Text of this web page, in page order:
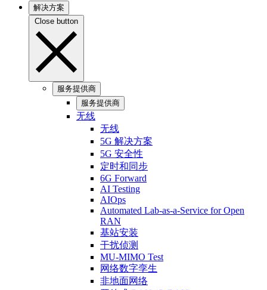
解决方案
Close button
服务提供商
服务提供商
无线
无线
5G 解决方案
5G 安全性
定时和同步
6G Forward
AI Testing
AIOps
Automated Lab-as-a-Service for Open
RAN
基站安装
干扰侦测
MU-MIMO Test
网络数字孪生
非地面网络